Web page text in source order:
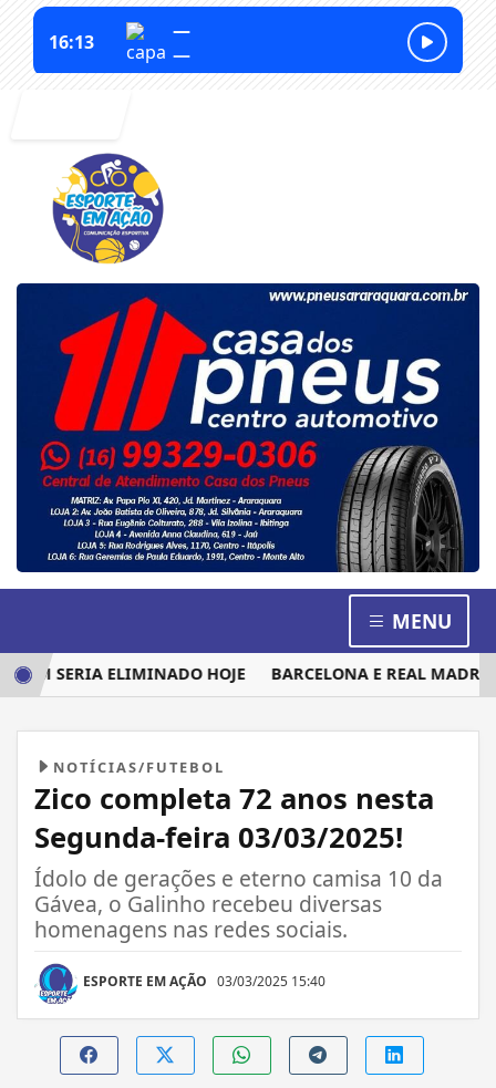
MENU
SERIA ELIMINADO HOJE BARCELONA E REAL MADRID
NOTÍCIAS/FUTEBOL
Zico completa 72 anos nesta
Segunda-feira 03/03/2025!
Ídolo de gerações e eterno camisa 10 da
Gávea, o Galinho recebeu diversas
homenagens nas redes sociais.
ESPORTE EM AÇÃO 03/03/2025 15:40